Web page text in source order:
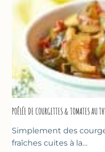
POÊLÉE DE COURGETTES & TOMATES AU
Simplement des
fraîches cuites à la…